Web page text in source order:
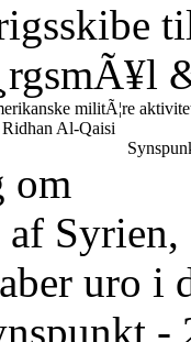
militÃ¦re
Al-Qaisi
om
Syrien,
uro i
-